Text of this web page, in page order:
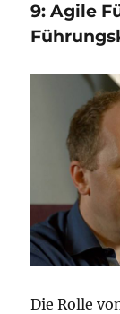
9: Agile
Die Rolle